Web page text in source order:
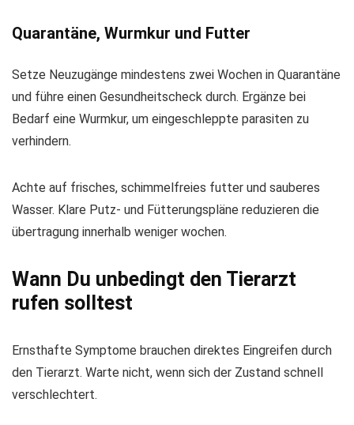
Quarantäne, Wurmkur und Futter
Setze Neuzugänge mindestens zwei Wochen in Quarantäne
und führe einen Gesundheitscheck durch. Ergänze bei
Bedarf eine Wurmkur, um eingeschleppte parasiten zu
verhindern.
Achte auf frisches, schimmelfreies futter und sauberes
Wasser. Klare Putz- und Fütterungspläne reduzieren die
übertragung innerhalb weniger wochen.
Wann Du unbedingt den Tierarzt
rufen solltest
Ernsthafte Symptome brauchen direktes Eingreifen durch
den Tierarzt. Warte nicht, wenn sich der Zustand schnell
verschlechtert.